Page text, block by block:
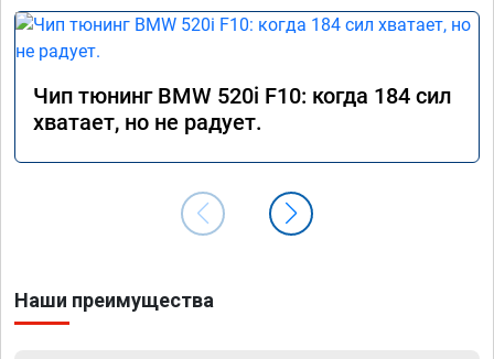
Чип тюнинг BMW 520i F10: когда 184 сил
хватает, но не радует.
Наши преимущества